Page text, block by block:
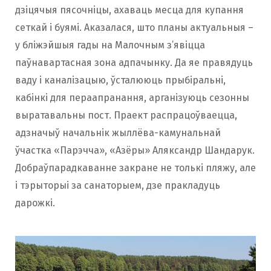
дзіцячыя пясочніцы, ахаваць месца для купання
сеткай і буямі. Аказалася, што планы актуальныя –
у бліжэйшыя гады на Малочным з’явіцца
паўнавартасная зона адпачынку. Да яе правядуць
ваду і каналізацыю, ўсталююць прыбіральні,
кабінкі для пераапранання, арганізуюць сезонны
выратавальны пост. Праект распрацоўваецца,
адзначыў начальнік жыллёва-камунальнай
ўчастка «Парэчча», «Азёры» Аляксандр Шандарук.
Добраўпарадкаванне закране не толькі пляжу, але
і тэрыторыі за санаторыем, дзе пракладуць
дарожкі.